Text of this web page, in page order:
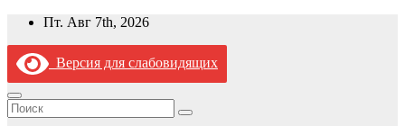
Перейти
содержимому
Пт. Авг 7th, 2026
Версия для слабовидящих